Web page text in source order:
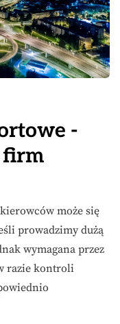
-
firm
może się
prowadzimy dużą
wymagana przez
razie kontroli